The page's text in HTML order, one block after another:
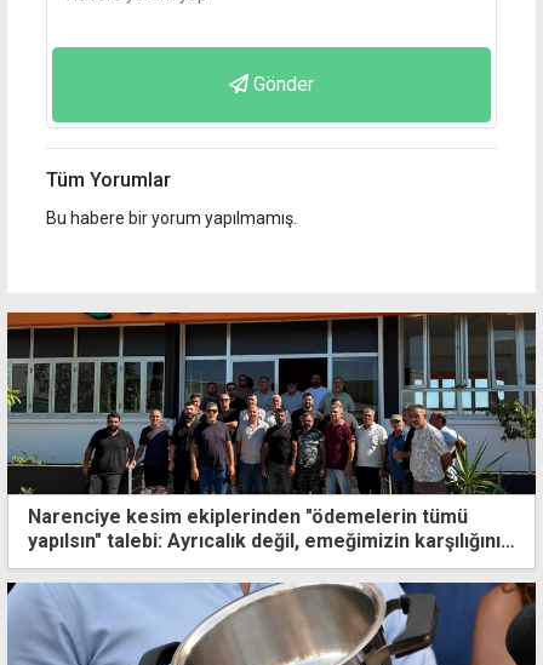
Gönder
Tüm Yorumlar
Bu habere bir yorum yapılmamış.
Narenciye kesim ekiplerinden "ödemelerin tümü
yapılsın" talebi: Ayrıcalık değil, emeğimizin karşılığını
istiyoruz